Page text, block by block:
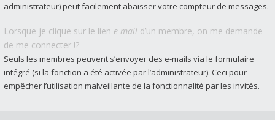
administrateur) peut facilement abaisser votre compteur de messages.
Lorsque je clique sur le lien e-mail d’un membre, on me demande
de me connecter !?
Seuls les membres peuvent s’envoyer des e-mails via le formulaire
intégré (si la fonction a été activée par l’administrateur). Ceci pour
empêcher l’utilisation malveillante de la fonctionnalité par les invités.